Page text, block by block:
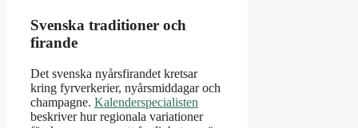
Svenska traditioner och
firande
Det svenska nyårsfirandet kretsar
kring fyrverkerier, nyårsmiddagar och
champagne. Kalenderspecialisten
beskriver hur regionala variationer